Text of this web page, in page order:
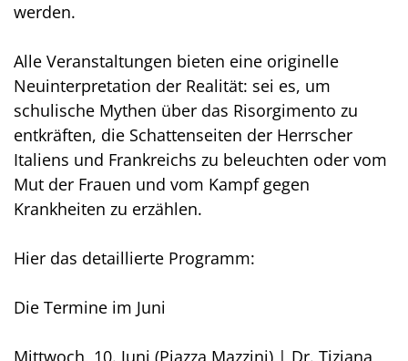
werden.
Alle Veranstaltungen bieten eine originelle
Neuinterpretation der Realität: sei es, um
schulische Mythen über das Risorgimento zu
entkräften, die Schattenseiten der Herrscher
Italiens und Frankreichs zu beleuchten oder vom
Mut der Frauen und vom Kampf gegen
Krankheiten zu erzählen.
Hier das detaillierte Programm:
Die Termine im Juni
Mittwoch, 10. Juni (Piazza Mazzini) | Dr. Tiziana